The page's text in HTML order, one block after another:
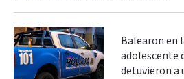
Balearon en
adolescente
detuvieron a